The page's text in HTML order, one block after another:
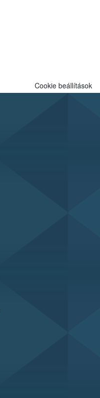
Cookie beállítások